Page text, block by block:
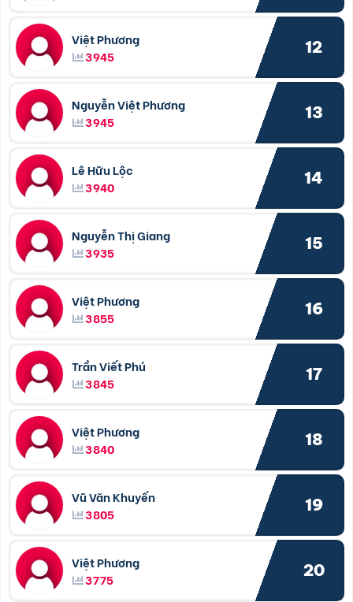
Việt Phương
3945
12
Nguyễn Việt Phương
3945
13
Lê Hữu Lộc
3940
14
Nguyễn Thị Giang
3935
15
Việt Phương
3855
16
Trần Viết Phú
3845
17
Việt Phương
3840
18
Vũ Văn Khuyến
3805
19
Việt Phương
3775
20